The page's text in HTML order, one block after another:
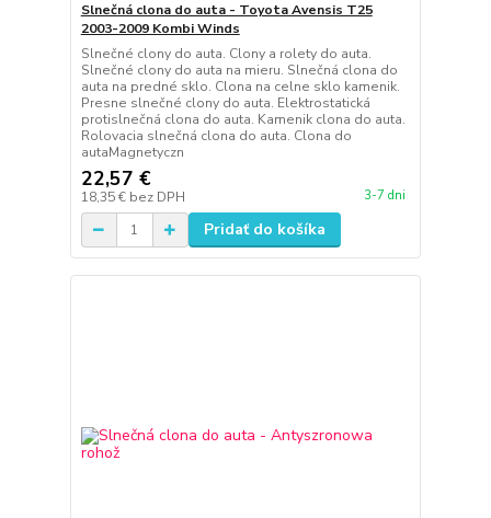
Slnečná clona do auta - Toyota Avensis T25
2003-2009 Kombi Winds
Slnečné clony do auta. Clony a rolety do auta.
Slnečné clony do auta na mieru. Slnečná clona do
auta na predné sklo. Clona na celne sklo kamenik.
Presne slnečné clony do auta. Elektrostatická
protislnečná clona do auta. Kamenik clona do auta.
Rolovacia slnečná clona do auta. Clona do
autaMagnetyczn
22,57 €
18,35 € bez DPH 3-7 dni
Pridať do košíka